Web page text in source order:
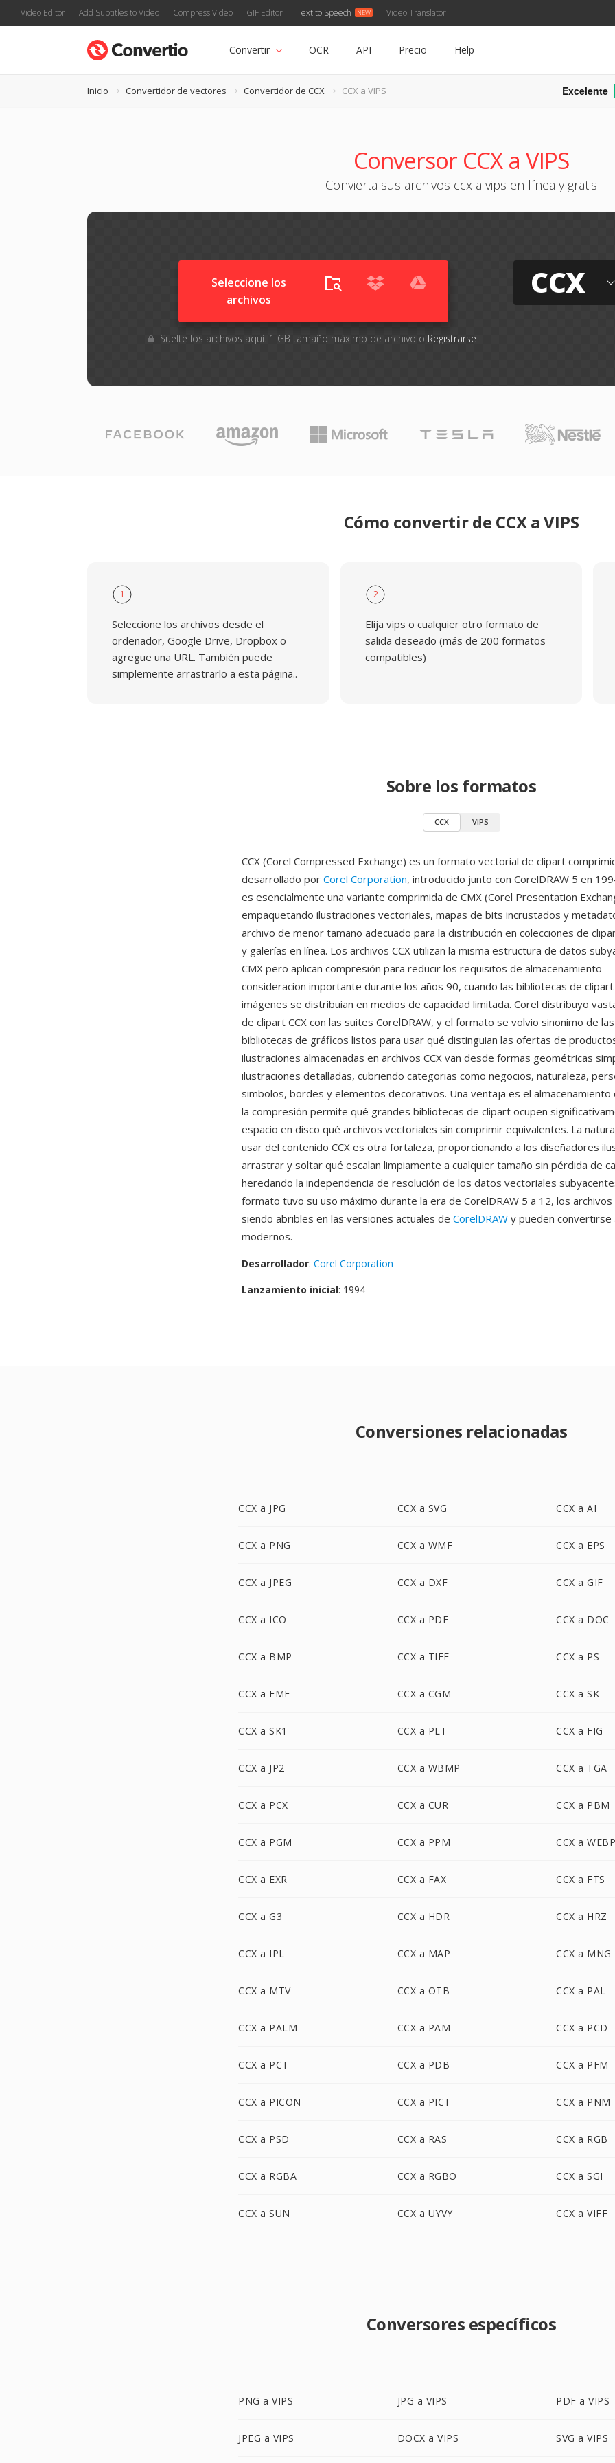
Video Editor Add Subtitles to Video Compress Video GIF Editor Text to Speech Video Translator
Convertir OCR API Precio Help
Inicio Convertidor de vectores Convertidor de CCX CCX a VIPS Excelente
Conversor CCX a VIPS
Convierta sus archivos ccx a vips en línea y gratis
Seleccione los
archivos
Suelte los archivos aquí. 1 GB tamaño máximo de archivo o Registrarse
CCX
Cómo convertir de CCX a VIPS
1
Seleccione los archivos desde el
ordenador, Google Drive, Dropbox o
agregue una URL. También puede
simplemente arrastrarlo a esta página..
2
Elija vips o cualquier otro formato de
salida deseado (más de 200 formatos
compatibles)
Sobre los formatos
CCX VIPS
CCX (Corel Compressed Exchange) es un formato vectorial de clipart
desarrollado por Corel Corporation, introducido junto con CorelDRAW 5 en
es esencialmente una variante comprimida de CMX (Corel Presentation
empaquetando ilustraciones vectoriales, mapas de bits incrustados y
archivo de menor tamaño adecuado para la distribución en colecciones de
y galerías en línea. Los archivos CCX utilizan la misma estructura de datos
CMX pero aplican compresión para reducir los requisitos de almacenamiento
consideracion importante durante los años 90, cuando las bibliotecas de
imágenes se distribuian en medios de capacidad limitada. Corel distribuyo
de clipart CCX con las suites CorelDRAW, y el formato se volvio sinonimo de
bibliotecas de gráficos listos para usar qué distinguian las ofertas de
ilustraciones almacenadas en archivos CCX van desde formas geométricas
ilustraciones detalladas, cubriendo categorias como negocios, naturaleza,
simbolos, bordes y elementos decorativos. Una ventaja es el
la compresión permite qué grandes bibliotecas de clipart ocupen
espacio en disco qué archivos vectoriales sin comprimir equivalentes. La
usar del contenido CCX es otra fortaleza, proporcionando a los diseñadores
arrastrar y soltar qué escalan limpiamente a cualquier tamaño sin pérdida de
heredando la independencia de resolución de los datos vectoriales
formato tuvo su uso máximo durante la era de CorelDRAW 5 a 12, los archivos
siendo abribles en las versiones actuales de CorelDRAW y pueden
modernos.
Desarrollador: Corel Corporation
Lanzamiento inicial: 1994
Conversiones relacionadas
CCX a JPG CCX a SVG CCX a AI
CCX a PNG CCX a WMF CCX a EPS
CCX a JPEG CCX a DXF CCX a GIF
CCX a ICO CCX a PDF CCX a DOC
CCX a BMP CCX a TIFF CCX a PS
CCX a EMF CCX a CGM CCX a SK
CCX a SK1 CCX a PLT CCX a FIG
CCX a JP2 CCX a WBMP CCX a TGA
CCX a PCX CCX a CUR CCX a PBM
CCX a PGM CCX a PPM CCX a
CCX a EXR CCX a FAX CCX a FTS
CCX a G3 CCX a HDR CCX a HRZ
CCX a IPL CCX a MAP CCX a MNG
CCX a MTV CCX a OTB CCX a PAL
CCX a PALM CCX a PAM CCX a PCD
CCX a PCT CCX a PDB CCX a PFM
CCX a PICON CCX a PICT CCX a PNM
CCX a PSD CCX a RAS CCX a RGB
CCX a RGBA CCX a RGBO CCX a SGI
CCX a SUN CCX a UYVY CCX a VIFF
Conversores específicos
PNG a VIPS JPG a VIPS PDF a VIPS
JPEG a VIPS DOCX a VIPS SVG a VIPS